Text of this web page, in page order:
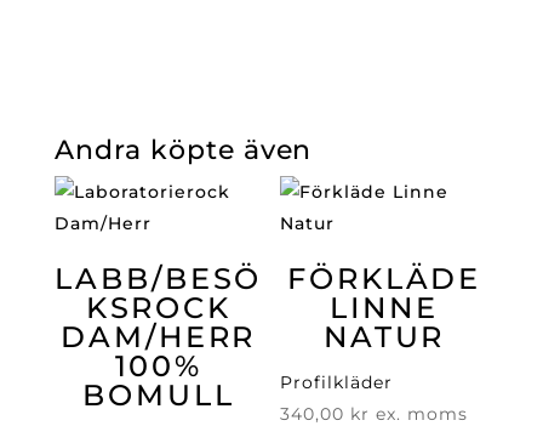
Andra köpte även
LABB/BESÖ
KSROCK
DAM/HERR
100%
BOMULL
FÖRKLÄDE
LINNE
NATUR
Profilkläder
340,00 kr ex. moms